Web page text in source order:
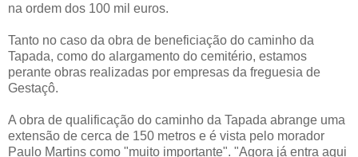
na ordem dos 100 mil euros.
Tanto no caso da obra de beneficiação do caminho da
Tapada, como do alargamento do cemitério, estamos
perante obras realizadas por empresas da freguesia de
Gestaçô.
A obra de qualificação do caminho da Tapada abrange uma
extensão de cerca de 150 metros e é vista pelo morador
Paulo Martins como "muito importante". "Agora já entra aqui